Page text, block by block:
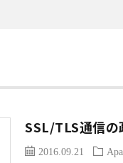
SSL/TLS通信
2016.09.21